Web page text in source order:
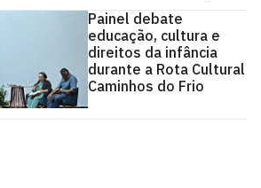
Painel debate
educação, cultura e
direitos da infância
durante a Rota Cultural
Caminhos do Frio